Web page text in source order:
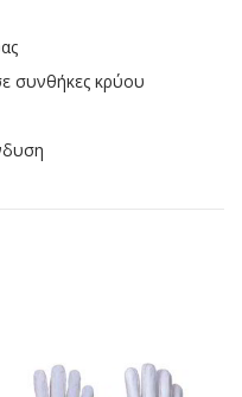
συνθήκες κρύου